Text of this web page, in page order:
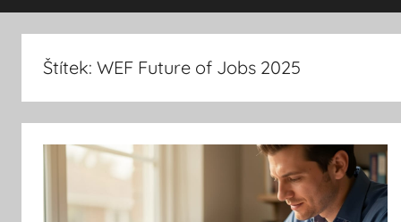
Štítek: WEF Future of Jobs 2025